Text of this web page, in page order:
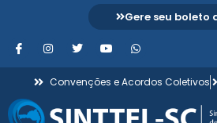
Gere seu boleto
Convenções e Acordos Coletivos